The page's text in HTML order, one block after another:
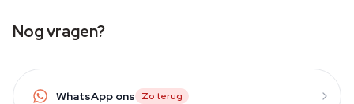
Nog vragen?
WhatsApp ons Zo terug